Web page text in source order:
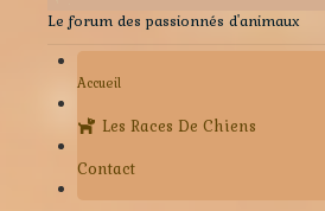
Le forum des passionnés d'animaux
Accueil
Les Races De Chiens
Contact